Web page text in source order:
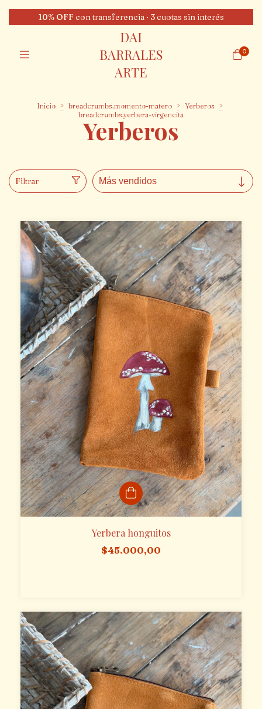
10% OFF con transferencia · 3 cuotas sin interés
DAI
BARRALES
ARTE
0
Inicio > breadcrumbs.momento-matero > Yerberos >
breadcrumbs.yerbera-virgencita
Yerberos
Filtrar
Yerbera honguitos
$45.000,00